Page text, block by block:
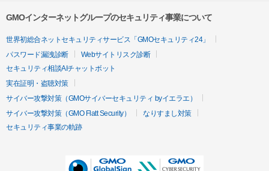
GMOインターネットグループのセキュリティ事業について
世界初総合ネットセキュリティサービス「GMOセキュリティ24」
パスワード漏洩診断
Webサイトリスク診断
セキュリティ相談AIチャットボット
実在証明・盗聴対策
サイバー攻撃対策（GMOサイバーセキュリティ byイエラエ）
サイバー攻撃対策（GMO Flatt Security）
なりすまし対策
セキュリティ事業の軌跡